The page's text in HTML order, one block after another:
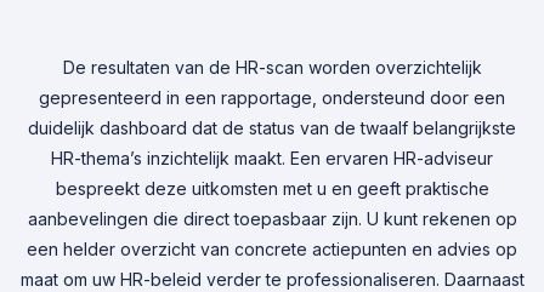
De resultaten van de HR-scan worden overzichtelijk
gepresenteerd in een rapportage, ondersteund door een
duidelijk dashboard dat de status van de twaalf belangrijkste
HR-thema’s inzichtelijk maakt. Een ervaren HR-adviseur
bespreekt deze uitkomsten met u en geeft praktische
aanbevelingen die direct toepasbaar zijn. U kunt rekenen op
een helder overzicht van concrete actiepunten en advies op
maat om uw HR-beleid verder te professionaliseren. Daarnaast